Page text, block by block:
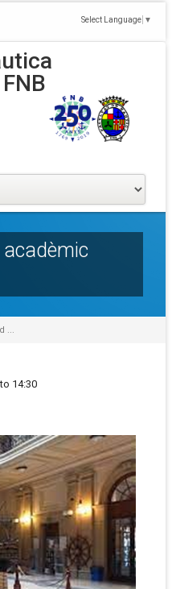
Select Language ▼
FNB
...
to 14:30